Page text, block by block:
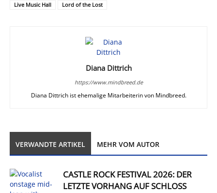
Live Music Hall
Lord of the Lost
Diana Dittrich
https://www.mindbreed.de
Diana Dittrich ist ehemalige Mitarbeiterin von Mindbreed.
VERWANDTE ARTIKEL MEHR VOM AUTOR
CASTLE ROCK FESTIVAL 2026: DER
LETZTE VORHANG AUF SCHLOSS